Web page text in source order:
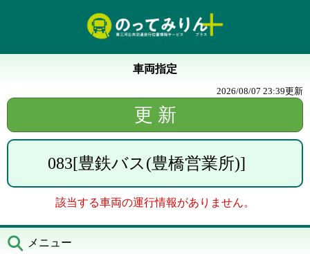
車両指定
2026/08/07 23:39更新
083[豊鉄バス(豊橋営業所)]
該当する車両の運行情報がありません。
メニュー